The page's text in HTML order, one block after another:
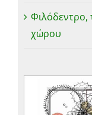
Φιλόδεντρο,
χώρου